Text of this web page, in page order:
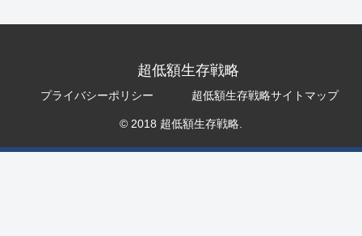
超低額生存戦略
プライバシーポリシー 超低額生存戦略サイトマップ
© 2018 超低額生存戦略.